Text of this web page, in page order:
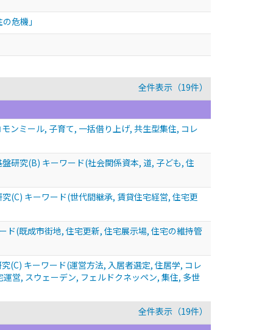
危機」
全件表示（19件）
ンミール, 子育て, 一括借り上げ, 共生型集住, コレ
研究(B) キーワード(社会関係資本, 道, 子ども, 住
(C) キーワード(世代間継承, 賃貸住宅経営, 住宅更
ド(既成市街地, 住宅更新, 住宅展示場, 住宅の維持管
(C) キーワード(運営方法, 入居者選定, 住居学, コレ
営, スウェーデン, フェルドクネッペン, 集住, 多世
全件表示（19件）